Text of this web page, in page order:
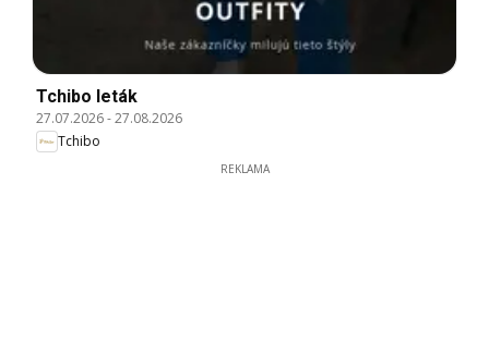
Tchibo leták
27.07.2026-27.08.2026
Tchibo
REKLAMA